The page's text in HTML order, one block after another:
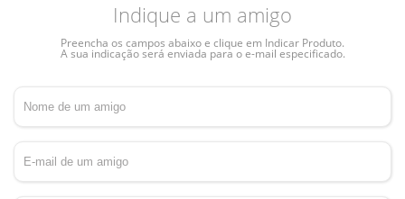
Indique a um amigo
Preencha os campos abaixo e clique em Indicar Produto.
A sua indicação será enviada para o e-mail especificado.